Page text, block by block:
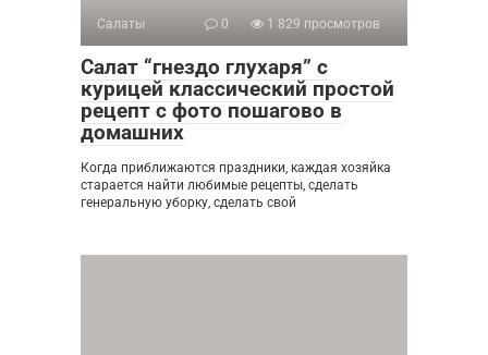
Салаты 0 1 829 просмотров
Салат “гнездо глухаря” с
курицей классический простой
рецепт с фото пошагово в
домашних
Когда приближаются праздники, каждая хозяйка
старается найти любимые рецепты, сделать
генеральную уборку, сделать свой